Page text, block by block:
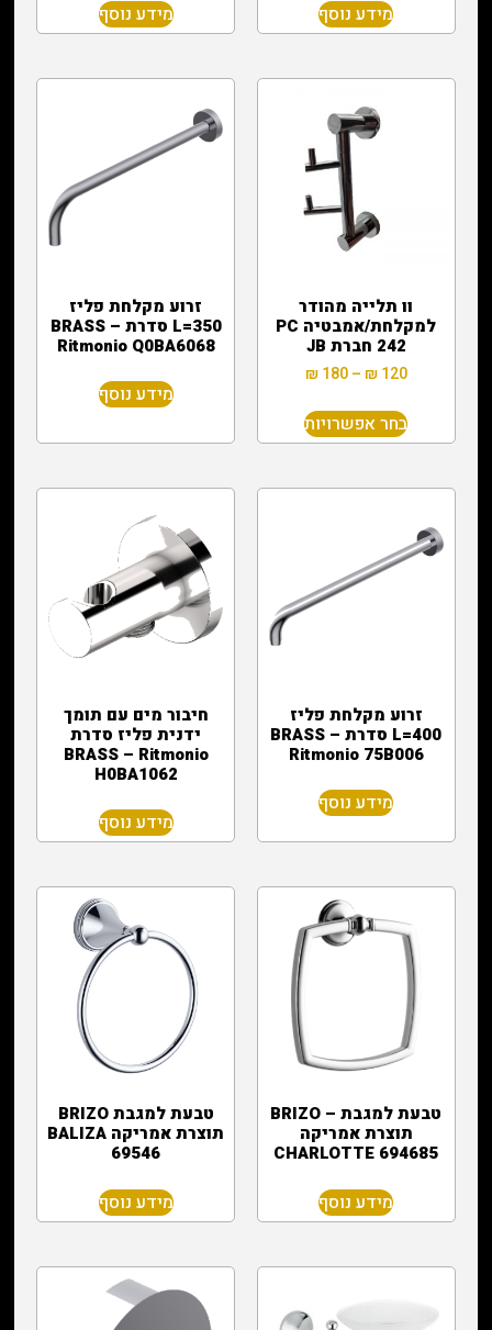
מידע נוסף מידע נוסף
וו תלייה מהודר
למקלחת/אמבטיה PC
242 חברת JB
₪120
–
₪180
בחר אפשרויות
זרוע מקלחת פליז
L=350 סדרת BRASS –
Ritmonio Q0BA6068
מידע נוסף
זרוע מקלחת פליז
L=400 סדרת BRASS –
Ritmonio 75B006
מידע נוסף
חיבור מים עם תומך
ידנית פליז סדרת
BRASS – Ritmonio
H0BA1062
מידע נוסף
טבעת למגבת – BRIZO
תוצרת אמריקה
CHARLOTTE 694685
מידע נוסף
טבעת למגבת BRIZO
תוצרת אמריקה BALIZA
69546
מידע נוסף